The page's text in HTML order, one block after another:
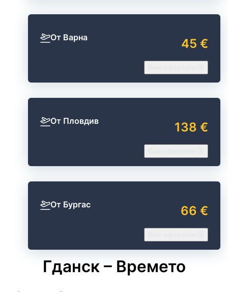
От Варна 45 €
От Пловдив 138 €
От Бургас 66 €
Гданск – Времето